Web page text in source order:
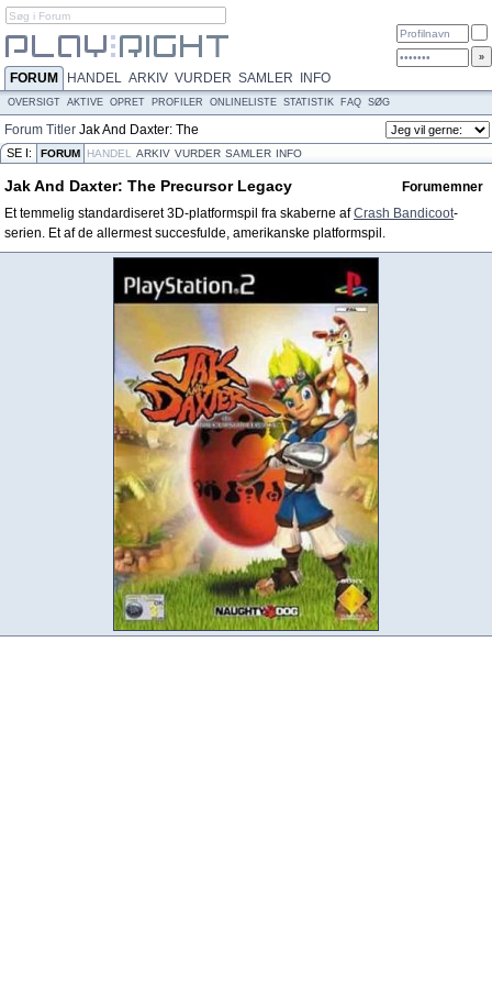
FORUM HANDEL ARKIV VURDER SAMLER INFO
OVERSIGT AKTIVE OPRET PROFILER ONLINELISTE STATISTIK FAQ SØG
Forum Titler Jak And Daxter: The
Precursor Legacy
SE I: FORUM HANDEL ARKIV VURDER SAMLER INFO
Jak And Daxter: The Precursor Legacy
Forumemner
Et temmelig standardiseret 3D-platformspil fra skaberne afCrash Bandicoot-
serien. Et af de allermest succesfulde, amerikanske platformspil.